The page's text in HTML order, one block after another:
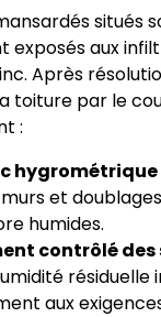
situés
exposés aux
Après
toiture par le
:
et
humides.
contrôlé
résiduelle
aux